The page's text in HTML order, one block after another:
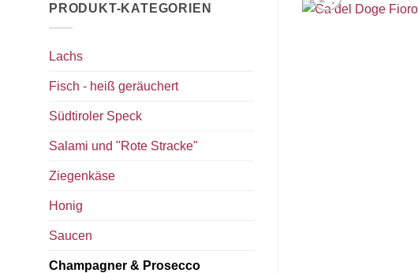
PRODUKT-KATEGORIEN
Lachs
Fisch - heiß geräuchert
Südtiroler Speck
Salami und "Rote Stracke"
Ziegenkäse
Honig
Saucen
Champagner & Prosecco